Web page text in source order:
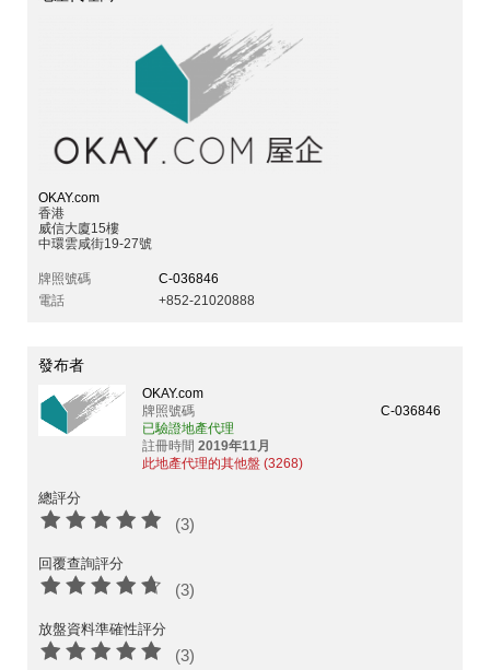
OKAY.com
香港
威信大廈15樓
中環雲咸街19-27號
牌照號碼
C-036846
電話
+852-21020888
發布者
OKAY.com
牌照號碼
C-036846
已驗證地產代理
註冊時間 2019年11月
此地產代理的其他盤 (3268)
總評分
(3)
回覆查詢評分
(3)
放盤資料準確性評分
(3)